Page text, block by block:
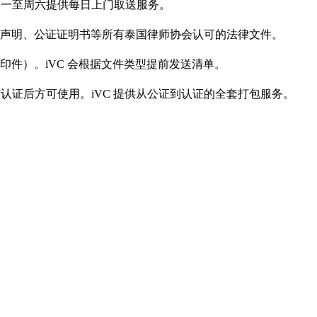
至周六提供每日上门取送服务。
、公证证明书等所有泰国律师协会认可的法律文件。
件）。iVC 会根据文件类型提前发送清单。
证后方可使用。iVC 提供从公证到认证的全套打包服务。